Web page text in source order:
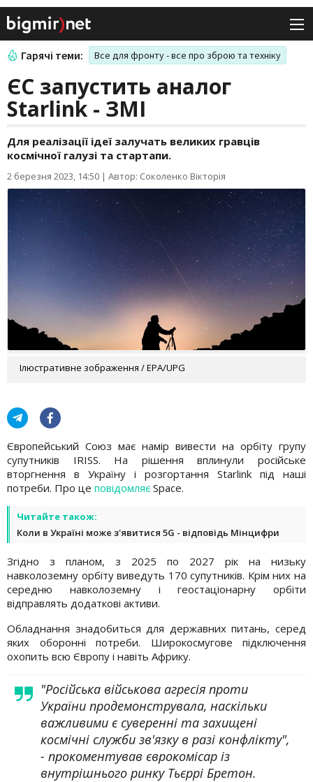
Гарячі теми: Все для фронту - все про зброю та техніку
ЄС запустить аналог
Starlink - ЗМІ
Для реалізації ідеї залучать великих гравців
космічної галузі та стартапи.
2 березня 2023, 14:50 | Автор: Соколенко Вікторія
Ілюстративне зображення / EPA/UPG
Європейський Союз має намір вивести на орбіту групу
супутників IRISS. На рішення вплинули російське
вторгнення в Україну і розгортання Starlink під наші
потреби. Про це повідомляє Space.
Читайте також:
Коли в Україні може з'явитися 5G - відповідь Мінцифри
Згідно з планом, з 2025 по 2027 рік на низьку
навколоземну орбіту виведуть 170 супутників. Крім них на
середню навколоземну і геостаціонарну орбіти
відправлять додаткові активи.
Обладнання знадобиться для державних питань, серед
яких оборонні потреби. Широкосмугове підключення
охопить всю Європу і навіть Африку.
"Російська військова агресія проти
України продемонструвала, наскільки
важливими є суверенні та захищені
космічні служби зв'язку в разі конфлікту",
- прокоментував єврокомісар із
внутрішнього ринку Тьєррі Бретон.